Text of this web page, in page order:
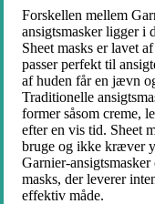
Forskellen mellem
ansigtsmasker ligger i
Sheet masks er lavet
passer perfekt til
af huden får en jævn
Traditionelle
former såsom creme,
efter en vis tid. Sheet
bruge og ikke kræver
Garnier-
masks, der leverer
effektiv måde.